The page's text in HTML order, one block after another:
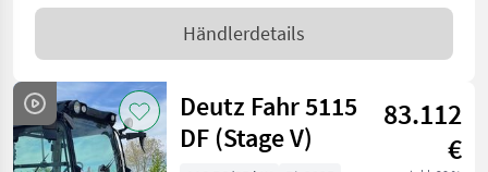
Händlerdetails
Deutz Fahr 5115
DF (Stage V)
83.112
€